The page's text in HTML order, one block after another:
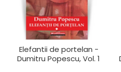
Elefantii de portelan -
Dumitru Popescu, Vol. 1